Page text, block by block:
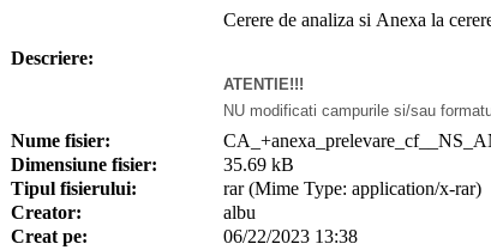
Descriere:
Cerere de analiza si Anexa la
ATENTIE!!!
NU modificati campurile si/sau
Nume fisier:
Dimensiune fisier:
35.69 kB
Tipul fisierului:
rar (Mime Type: application/x-rar)
Creator:
albu
Creat pe:
06/22/2023 13:38